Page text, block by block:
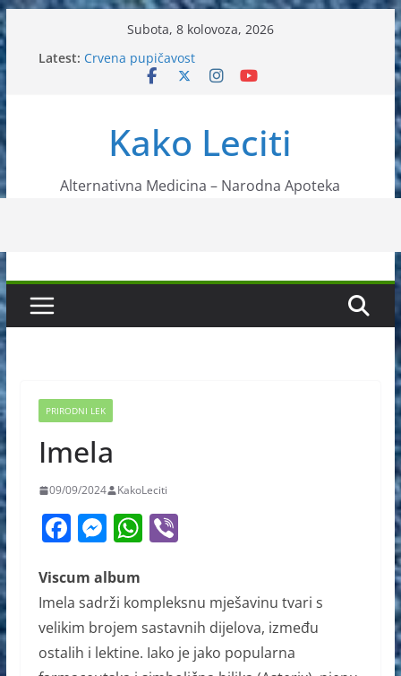
Skip
content
Subota, 8 kolovoza, 2026
Latest: Crvena pupičavost
Čir na želucu – Liječenje prirodnim metodama
Liječenje bubrežnog kamenca uz pomoć čaja
Kako Leciti
Alternativna Medicina – Narodna Apoteka
PRIRODNI LEK
Imela
09/09/2024 KakoLeciti
F
c
e
b
M
ss
e
n
W
s
A
Vi
Viscum album
Imela sadrži kompleksnu mješavinu tvari s
velikim brojem sastavnih dijelova, između
ostalih i lektine. Iako je jako popularna